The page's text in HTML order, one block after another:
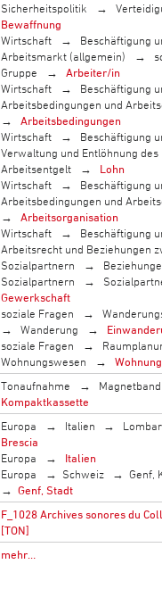
Sicherheitspolitik
Bewaffnung
Wirtschaft
Beschäftigung
Arbeitsmarkt (allgemein)
Gruppe
Arbeiter/in
Wirtschaft
Beschäftigung
Arbeitsbedingungen und
Arbeitsbedingungen
Wirtschaft
Beschäftigung
Verwaltung und Entlöhnung des
Arbeitsentgelt
Lohn
Wirtschaft
Beschäftigung
Arbeitsbedingungen und
Arbeitsorganisation
Wirtschaft
Beschäftigung
Arbeitsrecht und Beziehungen
Sozialpartnern
Sozialpartnern
Gewerkschaft
soziale Fragen
Wanderung
soziale Fragen
Wohnungswesen
Wohnung
Tonaufnahme
Magnetband
Kompaktkassette
Europa Italien
Brescia
Europa
Italien
Europa
Schweiz
Genf,
Genf, Stadt
F_1028 Archives sonores du
[TON]
mehr…